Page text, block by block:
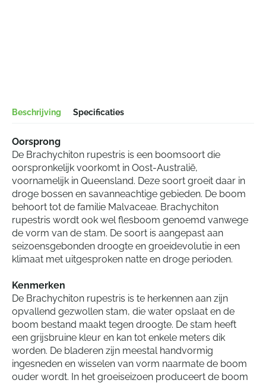
Beschrijving Specificaties
Oorsprong
De Brachychiton rupestris is een boomsoort die
oorspronkelijk voorkomt in Oost-Australië,
voornamelijk in Queensland. Deze soort groeit daar in
droge bossen en savanneachtige gebieden. De boom
behoort tot de familie Malvaceae. Brachychiton
rupestris wordt ook wel flesboom genoemd vanwege
de vorm van de stam. De soort is aangepast aan
seizoensgebonden droogte en groeidevolutie in een
klimaat met uitgesproken natte en droge perioden.
Kenmerken
De Brachychiton rupestris is te herkennen aan zijn
opvallend gezwollen stam, die water opslaat en de
boom bestand maakt tegen droogte. De stam heeft
een grijsbruine kleur en kan tot enkele meters dik
worden. De bladeren zijn meestal handvormig
ingesneden en wisselen van vorm naarmate de boom
ouder wordt. In het groeiseizoen produceert de boom